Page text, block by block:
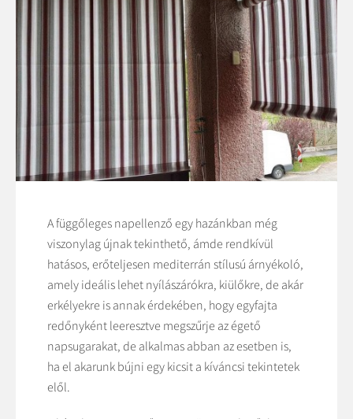
A függőleges napellenző egy hazánkban még
viszonylag újnak tekinthető, ámde rendkívül
hatásos, erőteljesen mediterrán stílusú árnyékoló,
amely ideális lehet nyílászárókra, kiülőkre, de akár
erkélyekre is annak érdekében, hogy egyfajta
redőnyként leeresztve megszűrje az égető
napsugarakat, de alkalmas abban az esetben is,
ha el akarunk bújni egy kicsit a kíváncsi tekintetek
elől.